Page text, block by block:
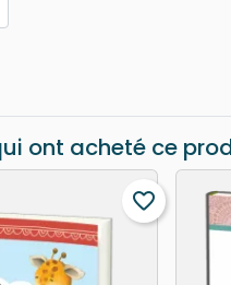
ont acheté ce
favorite_border